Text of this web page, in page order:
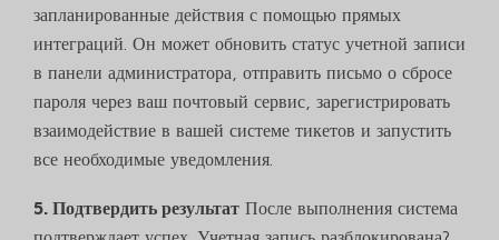
запланированные действия с помощью прямых
интеграций. Он может обновить статус учетной записи
в панели администратора, отправить письмо о сбросе
пароля через ваш почтовый сервис, зарегистрировать
взаимодействие в вашей системе тикетов и запустить
все необходимые уведомления.
5. Подтвердить результат После выполнения система